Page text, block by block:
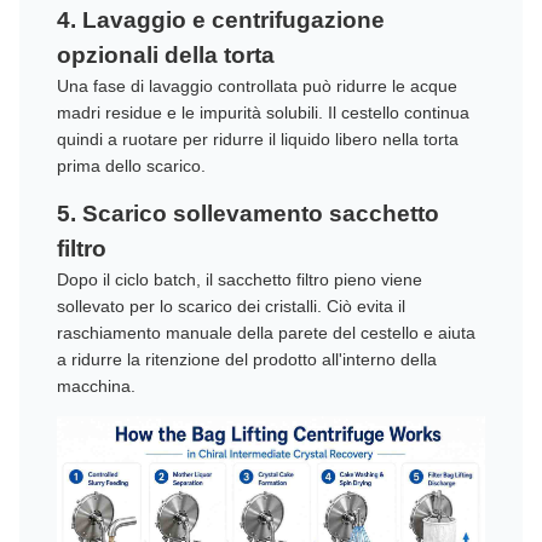
4. Lavaggio e centrifugazione
opzionali della torta
Una fase di lavaggio controllata può ridurre le acque
madri residue e le impurità solubili. Il cestello continua
quindi a ruotare per ridurre il liquido libero nella torta
prima dello scarico.
5. Scarico sollevamento sacchetto
filtro
Dopo il ciclo batch, il sacchetto filtro pieno viene
sollevato per lo scarico dei cristalli. Ciò evita il
raschiamento manuale della parete del cestello e aiuta
a ridurre la ritenzione del prodotto all'interno della
macchina.